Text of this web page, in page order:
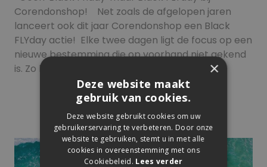
Corendonshop! Net zoals de afgelopen jaren
lanceert ook dit jaar Corendonshop een Black
FLYday actie! Elke twee dagen ligt de focus op een
nieuwe bestemming die op voorhand niet gekend
is. Zo lag de…
Meer lezen
×
Deze website maakt
gebruik van cookies.
Deze website gebruikt cookies om uw
gebruikerservaring te verbeteren. Door onze
website te gebruiken, stemt u in met alle
cookies in overeenstemming met ons
Cookiebeleid. Lees verder